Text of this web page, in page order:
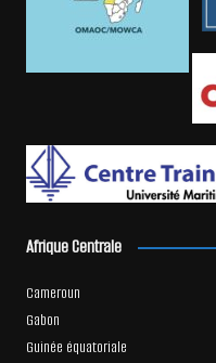
Afrique Centrale
Cameroun
Gabon
Guinée équatoriale